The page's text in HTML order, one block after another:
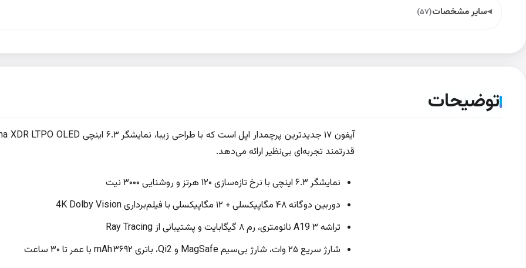
سایر مشخصات(۵۷)
توضیحات
قدرتمند تجربه‌ای بی‌نظیر ارائه می‌دهد.
نمایشگر ۶.۳ اینچی با نرخ تازه‌سازی ۱۲۰ هرتز و روشنایی ۳۰۰۰ نیت
دوربین دوگانه ۴۸ مگاپیکسلی + ۱۲ مگاپیکسلی با فیلم‌برداری 4K Dolby Vision
تراشه A19 ۳ نانومتری، رم ۸ گیگابایت و پشتیبانی از Ray Tracing
شارژ سریع ۲۵ وات، شارژ بی‌سیم MagSafe و Qi2، باتری ۳۶۹۲ mAh با عمر تا ۳۰ ساعت